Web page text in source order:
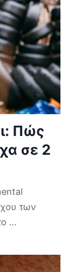
Πώς
σε 2
των
...